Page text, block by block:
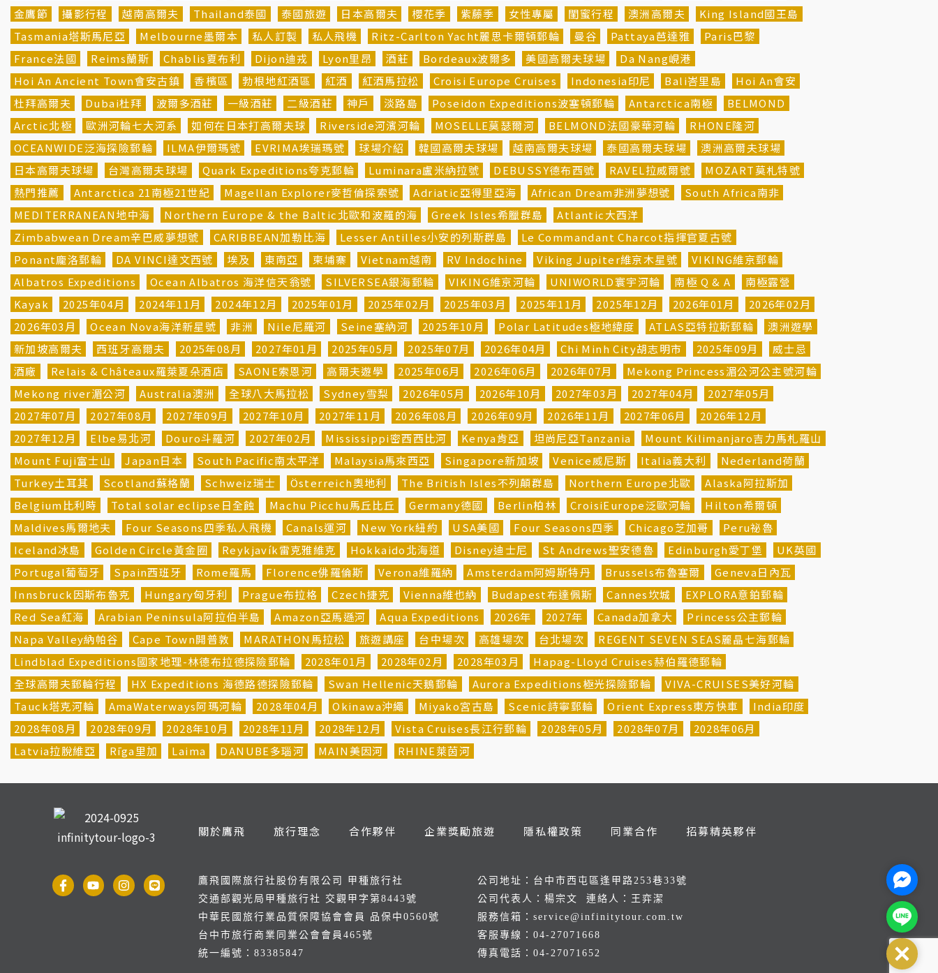
金鷹節
攝影行程 越南高爾夫 Thailand泰國 泰國旅遊 日本高爾夫 櫻花季 紫藤季 女性專屬 閨蜜行程 澳洲高爾夫
King Island國王島
Tasmania塔斯馬尼亞
Melbourne墨爾本 私人訂製 私人飛機 Ritz-Carlton Yacht麗思卡爾頓郵輪 曼谷 Pattaya芭達雅
Paris巴黎
France法國
Reims蘭斯 Chablis夏布利 Dijon迪戎 Lyon里昂 酒莊 Bordeaux波爾多 美國高爾夫球場
Da Nang峴港
Hoi An Ancient Town會安古鎮
香檳區 勃根地紅酒區 紅酒 紅酒馬拉松 Croisi Europe Cruises Indonesia印尼 Bali峇里島
Hoi An會安
杜拜高爾夫
Dubai杜拜 波爾多酒莊 一級酒莊 二級酒莊 神戶 淡路島 Poseidon Expeditions波塞頓郵輪 Antarctica南極
BELMOND
Arctic北極
歐洲河輪七大河系 如何在日本打高爾夫球 Riverside河濱河輪 MOSELLE莫瑟爾河 BELMOND法國豪華河輪
RHONE隆河
OCEANWIDE泛海探險郵輪
ILMA伊爾瑪號 EVRIMA埃瑞瑪號 球場介紹 韓國高爾夫球場 越南高爾夫球場 泰國高爾夫球場
澳洲高爾夫球場
日本高爾夫球場
台灣高爾夫球場 Quark Expeditions夸克郵輪 Luminara盧米納拉號 DEBUSSY德布西號 RAVEL拉威爾號
MOZART莫札特號
熱門推薦
Antarctica 21南極21世紀 Magellan Explorer麥哲倫探索號 Adriatic亞得里亞海 African Dream非洲夢想號
South Africa南非
MEDITERRANEAN地中海
Northern Europe & the Baltic北歐和波羅的海 Greek Isles希臘群島
Atlantic大西洋
Zimbabwean Dream辛巴威夢想號
CARIBBEAN加勒比海 Lesser Antilles小安的列斯群島
Le Commandant Charcot指揮官夏古號
Ponant龐洛郵輪
DA VINCI達文西號 埃及 東南亞 柬埔寨 Vietnam越南 RV Indochine Viking Jupiter維京木星號
VIKING維京郵輪
Albatros Expeditions
Ocean Albatros 海洋信天翁號 SILVERSEA銀海郵輪 VIKING維京河輪 UNIWORLD寰宇河輪 南極 Q & A
南極露營
Kayak
2025年04月 2024年11月 2024年12月 2025年01月 2025年02月 2025年03月 2025年11月 2025年12月 2026年01月
2026年02月
2026年03月
Ocean Nova海洋新星號 非洲 Nile尼羅河 Seine塞納河 2025年10月 Polar Latitudes極地緯度 ATLAS亞特拉斯郵輪
澳洲遊學
新加坡高爾夫
西班牙高爾夫 2025年08月 2027年01月 2025年05月 2025年07月 2026年04月 Chi Minh City胡志明市 2025年09月
威士忌
酒廠
Relais & Châteaux羅萊夏朵酒店 SAONE索恩河 高爾夫遊學 2025年06月 2026年06月 2026年07月
Mekong Princess湄公河公主號河輪
Mekong river湄公河
Australia澳洲 全球八大馬拉松 Sydney雪梨 2026年05月 2026年10月 2027年03月 2027年04月
2027年05月
2027年07月
2027年08月 2027年09月 2027年10月 2027年11月 2026年08月 2026年09月 2026年11月 2027年06月
2026年12月
2027年12月
Elbe易北河 Douro斗羅河 2027年02月 Mississippi密西西比河 Kenya肯亞 坦尚尼亞Tanzania
Mount Kilimanjaro吉力馬札羅山
Mount Fuji富士山
Japan日本 South Pacific南太平洋 Malaysia馬來西亞 Singapore新加坡 Venice威尼斯 Italia義大利
Nederland荷蘭
Turkey土耳其
Scotland蘇格蘭 Schweiz瑞士 Österreich奧地利 The British Isles不列顛群島 Northern Europe北歐
Alaska阿拉斯加
Belgium比利時
Total solar eclipse日全蝕 Machu Picchu馬丘比丘 Germany德國 Berlin柏林 CroisiEurope泛歐河輪
Hilton希爾頓
Maldives馬爾地夫
Four Seasons四季私人飛機 Canals運河 New York紐約 USA美國 Four Seasons四季 Chicago芝加哥
Peru祕魯
Iceland冰島
Golden Circle黃金圈 Reykjavík雷克雅維克 Hokkaido北海道 Disney迪士尼 St Andrews聖安德魯 Edinburgh愛丁堡
UK英國
Portugal葡萄牙
Spain西班牙 Rome羅馬 Florence佛羅倫斯 Verona維羅納 Amsterdam阿姆斯特丹 Brussels布魯塞爾
Geneva日內瓦
Innsbruck因斯布魯克
Hungary匈牙利 Prague布拉格 Czech捷克 Vienna維也納 Budapest布達佩斯 Cannes坎城
EXPLORA意鉑郵輪
Red Sea紅海
Arabian Peninsula阿拉伯半島 Amazon亞馬遜河 Aqua Expeditions 2026年 2027年 Canada加拿大
Princess公主郵輪
Napa Valley納帕谷
Cape Town開普敦 MARATHON馬拉松 旅遊講座 台中場次 高雄場次 台北場次
REGENT SEVEN SEAS麗晶七海郵輪
Lindblad Expeditions國家地理-林德布拉德探險郵輪
2028年01月 2028年02月 2028年03月
Hapag-Lloyd Cruises赫伯羅德郵輪
全球高爾夫郵輪行程
HX Expeditions 海德路德探險郵輪 Swan Hellenic天鵝郵輪 Aurora Expeditions極光探險郵輪
VIVA-CRUISES美好河輪
Tauck塔克河輪
AmaWaterways阿瑪河輪 2028年04月 Okinawa沖繩 Miyako宮古島 Scenic詩寧郵輪 Orient Express東方快車
India印度
2028年08月
2028年09月 2028年10月 2028年11月 2028年12月 Vista Cruises長江行郵輪 2028年05月 2028年07月
2028年06月
Latvia拉脫維亞
Rīga里加 Laima DANUBE多瑙河 MAIN美因河 RHINE萊茵河
關於鷹飛 旅行理念 合作夥伴 企業獎勵旅遊 隱私權政策 同業合作 招募精英夥伴
鷹飛國際旅行社股份有限公司 甲種旅行社
交通部觀光局甲種旅行社 交觀甲字第8443號
中華民國旅行業品質保障協會會員 品保中0560號
台中市旅行商業同業公會會員465號
統一編號：83385847
公司地址：台中市西屯區逢甲路253巷33號
公司代表人：楊宗文 連絡人：王弈潔
服務信箱： service@infinitytour.com.tw
客服專線： 04-27071668
傳真電話： 04-27071652
Line@
Close